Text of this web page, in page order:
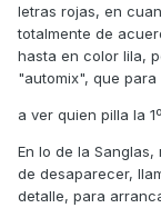
letras rojas, en
totalmente de
hasta en color lila,
"automix", que
a ver quien pilla la
En lo de la
de desaparecer,
detalle, para